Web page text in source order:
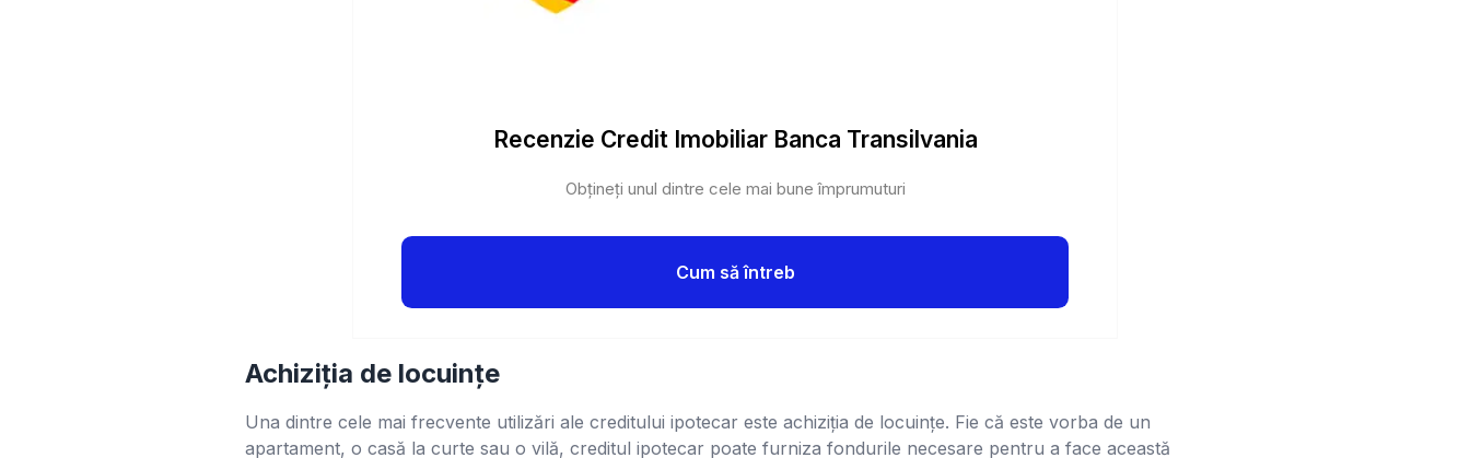
Recenzie Credit Imobiliar Banca Transilvania
Obțineți unul dintre cele mai bune împrumuturi
Cum să întreb
Achiziția de locuințe
Una dintre cele mai frecvente utilizări ale creditului ipotecar este achiziția de locuințe. Fie că este vorba de un
apartament, o casă la curte sau o vilă, creditul ipotecar poate furniza fondurile necesare pentru a face această